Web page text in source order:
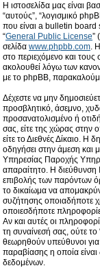
Η ιστοσελίδα μας είναι
“αυτούς”, “λογισμικό
που είναι a bulletin
“General Public License”
σελίδα www.phpbb.com.
στο περιεχόμενο και
ακολουθεί λόγω των
με το phpBB,
Δέχεστε να μην
προσβλητικό, άσεμνο,
προσανατολισμένο ή
σας, είτε της χώρας στην
είτε το Διεθνές Δίκαιο. Η
οδηγήσει στην άμεση και
Υπηρεσίας Παροχής
απαραίτητο. Η διεύθυνση
επιβολής των παρόντων
το δικαίωμα να
συζήτησης οποιαδήποτε
οποιεσδήποτε
Αν και αυτές οι
τη συναίνεσή σας, ούτε
θεωρηθούν υπεύθυνοι
παραβίασης η οποία
δεδομένων.